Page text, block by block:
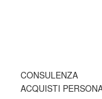
CONSULENZA
ACQUISTI